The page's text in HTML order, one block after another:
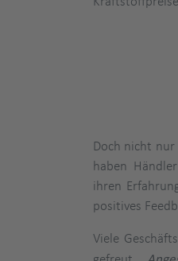
Doch nicht nur
haben
ihren
positives
Viele